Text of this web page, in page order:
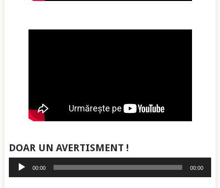
DOAR UN AVERTISMENT !
Player
audio
00:00 00:00